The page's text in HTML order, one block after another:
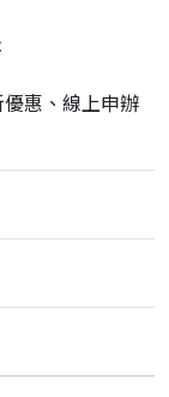
惠、線上申辦